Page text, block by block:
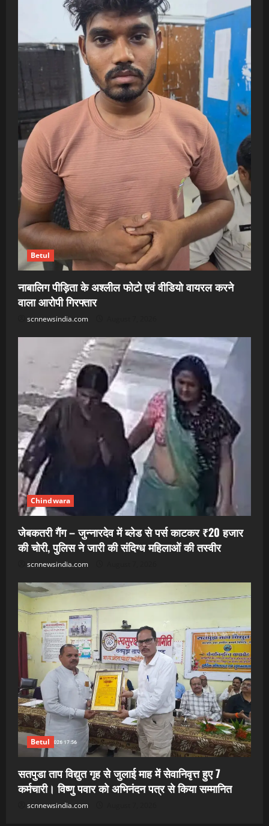
Betul
नाबालिग पीड़िता के अश्लील फोटो एवं वीडियो वायरल करने
वाला आरोपी गिरफ्तार
scnnewsindia.com
Chindwara
जेबकतरी गैंग – जुन्नारदेव में ब्लेड से पर्स काटकर ₹20 हजार
की चोरी, पुलिस ने जारी की संदिग्ध महिलाओं की तस्वीर
scnnewsindia.com
Betul
सतपुडा ताप विद्युत गृह से जुलाई माह में सेवानिवृत्त हुए 7
कर्मचारी। विष्णु पवार को अभिनंदन पत्र से किया सम्मानित
scnnewsindia.com